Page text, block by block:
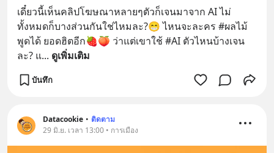
เดี๋ยวนี้เห็นคลิปโฆษณาหลายๆตัวก็เจนมาจาก AI ไม่
ทั้งหมดก็บางส่วนกันใช่ไหมละ?😁 ไหนจะละคร #ผลไม้
พูดได้ ยอดฮิตอีก🍓🍑 ว่าแต่เขาใช้ #AI ตัวไหนบ้างเจน
ละ? แ... ดูเพิ่มเติม
บันทึก
Datacookie • ติดตาม
29 มิ.ย. เวลา 13:00 • การเมือง